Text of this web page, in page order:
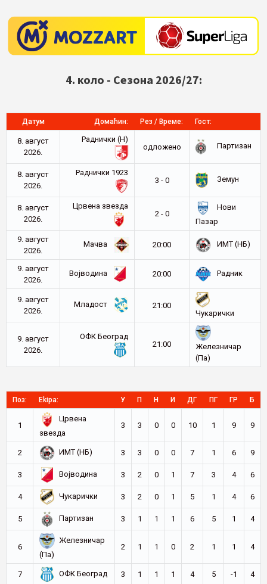
4. коло - Сезона 2026/27:
Датум Домаћин: Рез / Време: Гост:
8. август
2026.
Раднички (Н)
oдложено
Партизан
8. август
2026.
Раднички 1923
3 - 0
Земун
8. август
2026.
Црвена звезда
2 - 0
Нови
Пазар
9. август
2026.
Мачва 20:00 ИМТ (НБ)
9. август
2026.
Војводина 20:00 Радник
9. август
2026.
Младост
21:00
Чукарички
9. август
2026.
ОФК Београд
21:00
Железничар
(Па)
Поз: Ekipa: У П Н И ДГ ПГ ГР Б
1
Црвена
звезда
3 3 0 0 10 1 9 9
2 ИМТ (НБ) 3 3 0 0 7 1 6 9
3 Војводина 3 2 0 1 7 3 4 6
4 Чукарички 3 2 0 1 5 1 4 6
5 Партизан 3 1 1 1 6 5 1 4
6
Железничар
(Па)
2 1 1 0 2 1 1 4
7 ОФК Београд 3 1 1 1 4 5 -1 4